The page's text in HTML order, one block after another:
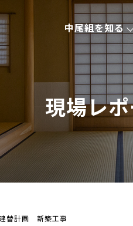
中尾組を知る
現場レ
替計画 新築工事